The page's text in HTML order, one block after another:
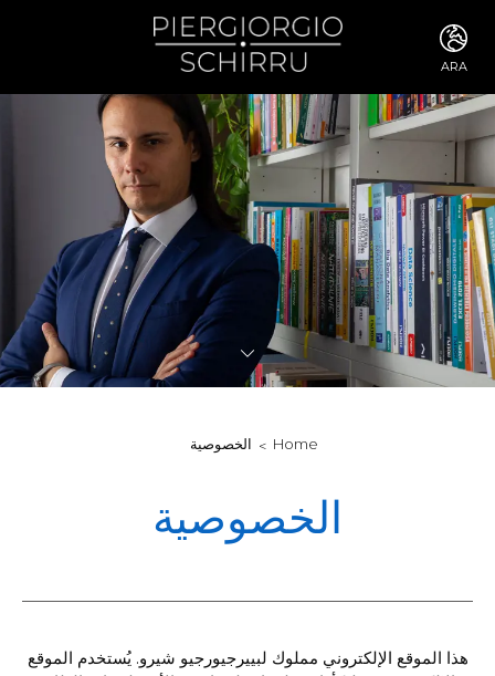
ARA
ITA
ENG
DEU
ESP
RUS
CHI
JPN
SVE
POR
ARA
DUT
Home الخصوصية
الخصوصية
هذا الموقع الإلكتروني مملوك لبييرجيورجيو شيرو. يُستخدم الموقع